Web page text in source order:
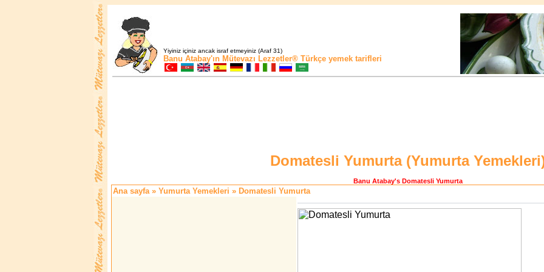
Yiyiniz içiniz ancak israf etmeyiniz (Araf 31)
Banu Atabay'ın Mütevazı Lezzetler® Türkçe yemek tarifleri
Domatesli Yumurta (Yumurta Yemekleri
Banu Atabay's Domatesli Yumurta
Ana sayfa» Yumurta Yemekleri » Domatesli Yumurta